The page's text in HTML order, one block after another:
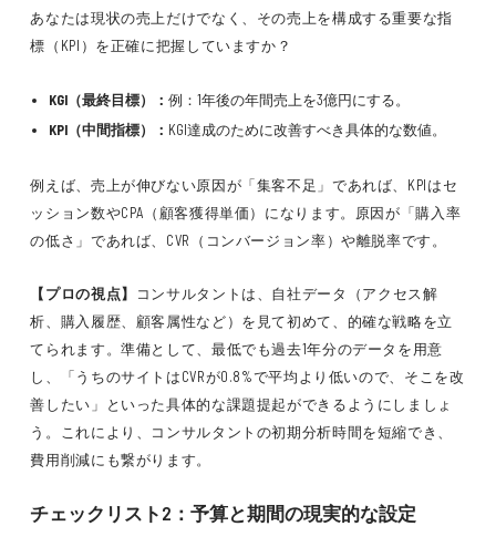
あなたは現状の売上だけでなく、その売上を構成する重要な指
標（KPI）を正確に把握していますか？
KGI（最終目標）： 例：1年後の年間売上を3億円にする。
KPI（中間指標）： KGI達成のために改善すべき具体的な数値。
例えば、売上が伸びない原因が「集客不足」であれば、KPIはセ
ッション数やCPA（顧客獲得単価）になります。原因が「購入率
の低さ」であれば、CVR（コンバージョン率）や離脱率です。
【プロの視点】
コンサルタントは、自社データ（アクセス解
析、購入履歴、顧客属性など）を見て初めて、的確な戦略を立
てられます。準備として、最低でも過去1年分のデータを用意
し、「うちのサイトはCVRが0.8%で平均より低いので、そこを改
善したい」といった具体的な課題提起ができるようにしましょ
う。これにより、コンサルタントの初期分析時間を短縮でき、
費用削減にも繋がります。
チェックリスト2：予算と期間の現実的な設定